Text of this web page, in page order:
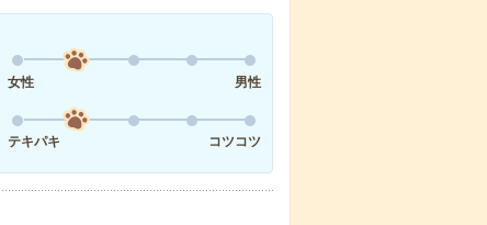
女性
男性
テキパキ
コツコツ